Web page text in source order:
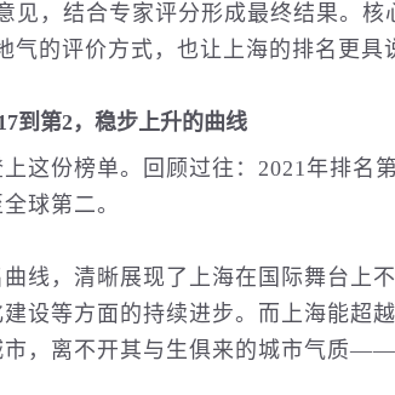
见，结合专家评分形成最终结果。
的评价方式，也让上海的排名更具
到第2，稳步上升的曲线
这份榜单。回顾过往：2021年排名
球第二。
线，清晰展现了上海在国际舞台上
设等方面的持续进步。而上海能超
，离不开其与生俱来的城市气质——